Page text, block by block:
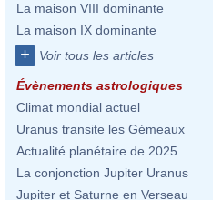
La maison VIII dominante
La maison IX dominante
+ Voir tous les articles
Évènements astrologiques
Climat mondial actuel
Uranus transite les Gémeaux
Actualité planétaire de 2025
La conjonction Jupiter Uranus
Jupiter et Saturne en Verseau